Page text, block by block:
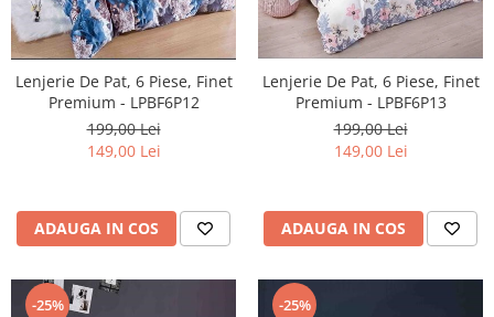
Lenjerie De Pat, 6 Piese, Finet
Premium - LPBF6P12
199,00 Lei
149,00 Lei
ADAUGA IN COS
Lenjerie De Pat, 6 Piese, Finet
Premium - LPBF6P13
199,00 Lei
149,00 Lei
ADAUGA IN COS
-25% -25%